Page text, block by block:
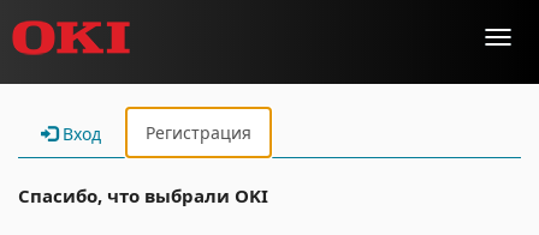
Вход Регистрация
Спасибо, что выбрали OKI